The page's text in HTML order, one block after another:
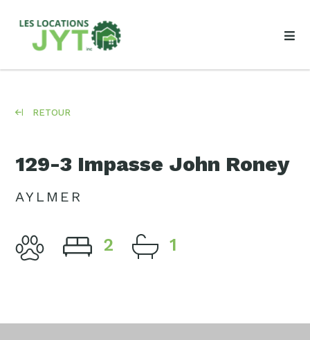
RETOUR
129-3 Impasse John Roney
AYLMER
2 1